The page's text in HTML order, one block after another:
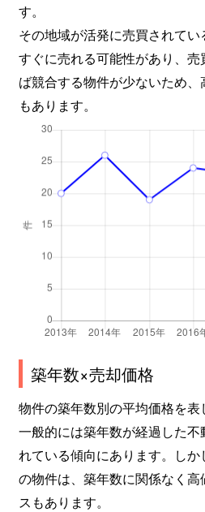
す。
その地域が活発に売買されて
すぐに売れる可能性があり、
ば競合する物件が少ないため
もあります。
築年数×売却価格
物件の築年数別の平均価格を表
一般的には築年数が経過した
れている傾向にあります。し
の物件は、築年数に関係なく
スもあります。